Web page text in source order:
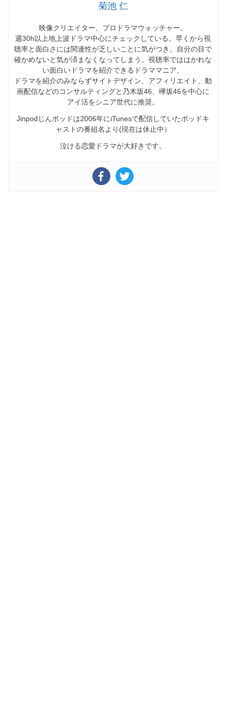
菊池 仁
映像クリエイター、プロドラマウォッチャー。
週30h以上地上波ドラマ中心にチェックしている。早くから視
聴率と面白さには関連性が乏しいことに気がつき、自分の目で
確かめないと気が済まなくなってしまう。視聴率でははかれな
い面白いドラマを紹介できるドラママニア。
ドラマを紹介のみならずサイトデザイン、アフィリエイト、動
画配信などのコンサルティングと乃木坂46、欅坂46を中心に
アイ活をシニア世代に推奨。
Jinpodじんポッドは2006年にiTunesで配信していたポッドキ
ャストの番組名より(現在は休止中）
泣ける恋愛ドラマが大好きです。